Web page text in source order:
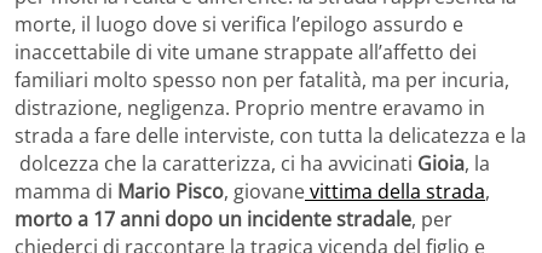
morte, il luogo dove si verifica l’epilogo assurdo e
inaccettabile di vite umane strappate all’affetto dei
familiari molto spesso non per fatalità, ma per incuria,
distrazione, negligenza. Proprio mentre eravamo in
strada a fare delle interviste, con tutta la delicatezza e la
dolcezza che la caratterizza, ci ha avvicinati Gioia, la
mamma di Mario Pisco, giovanevittima della strada,
morto a 17 anni dopo un incidente stradale, per
chiederci di raccontare la tragica vicenda del figlio e